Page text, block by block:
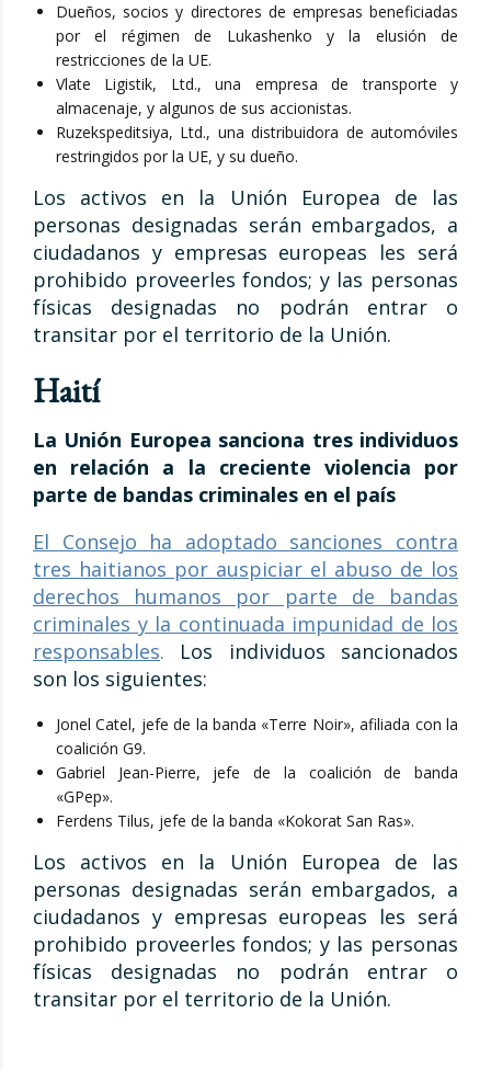
Dueños, socios y directores de empresas beneficiadas
por el régimen de Lukashenko y la elusión de
restricciones de la UE.
Vlate Ligistik, Ltd., una empresa de transporte y
almacenaje, y algunos de sus accionistas.
Ruzekspeditsiya, Ltd., una distribuidora de automóviles
restringidos por la UE, y su dueño.
Los activos en la Unión Europea de las
personas designadas serán embargados, a
ciudadanos y empresas europeas les será
prohibido proveerles fondos; y las personas
físicas designadas no podrán entrar o
transitar por el territorio de la Unión.
Haití
La Unión Europea sanciona tres individuos
en relación a la creciente violencia por
parte de bandas criminales en el país
El Consejo ha adoptado sanciones contra
tres haitianos por auspiciar el abuso de los
derechos humanos por parte de bandas
criminales y la continuada impunidad de los
responsables. Los individuos sancionados
son los siguientes:
Jonel Catel, jefe de la banda «Terre Noir», afiliada con la
coalición G9.
Gabriel Jean-Pierre, jefe de la coalición de banda
«GPep».
Ferdens Tilus, jefe de la banda «Kokorat San Ras».
Los activos en la Unión Europea de las
personas designadas serán embargados, a
ciudadanos y empresas europeas les será
prohibido proveerles fondos; y las personas
físicas designadas no podrán entrar o
transitar por el territorio de la Unión.